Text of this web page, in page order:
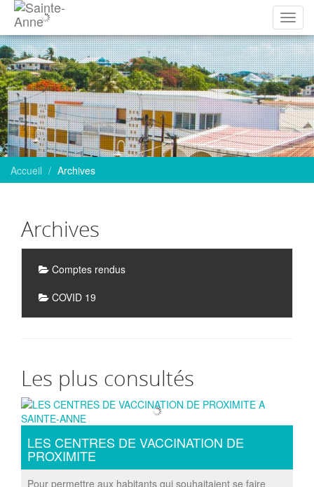
la
Accueil Archives
Archives
Sous-
rubriques
Comptes rendus
COVID 19
Les plus consultés
LES CENTRES DE VACCINATION DE
PROXIMITE
Pour permettre aux habitants qui souhaitaient se faire